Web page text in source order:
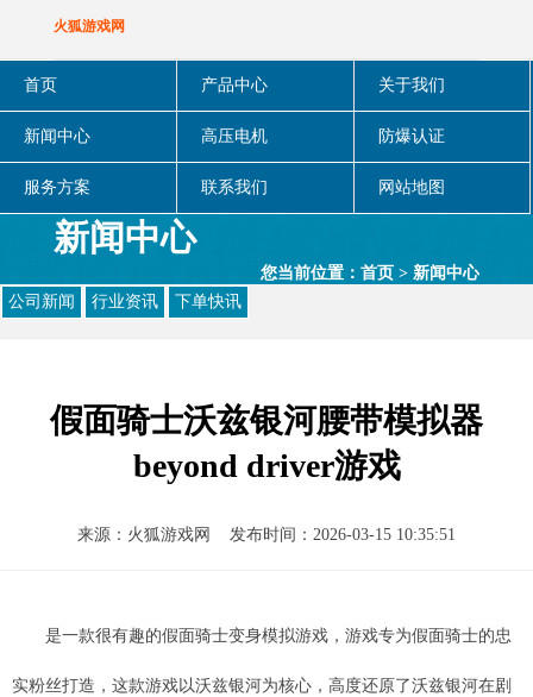
火狐游戏网
首页 产品中心 关于我们
新闻中心 高压电机 防爆认证
服务方案 联系我们 网站地图
新闻中心
您当前位置：首页 >新闻中心
公司新闻
行业资讯 下单快讯
假面骑士沃兹银河腰带模拟器
beyond driver游戏
来源： 火狐游戏网 发布时间：2026-03-15 10:35:51
是一款很有趣的假面骑士变身模拟游戏，游戏专为假面骑士的忠
实粉丝打造，这款游戏以沃兹银河为核心，高度还原了沃兹银河在剧